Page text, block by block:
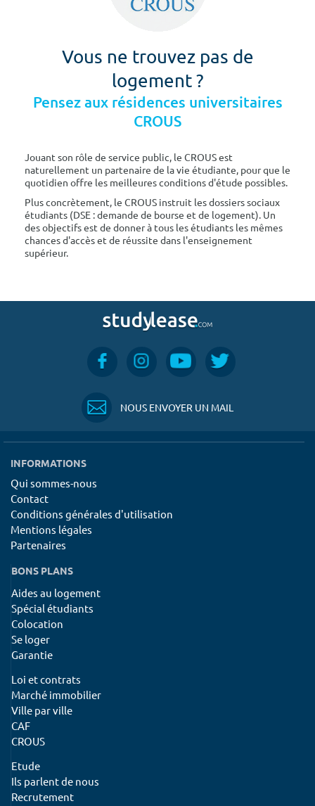
Vous ne trouvez pas de
logement ?
Pensez aux résidences universitaires
CROUS
Jouant son rôle de service public, le CROUS est
naturellement un partenaire de la vie étudiante, pour que le
quotidien offre les meilleures conditions d'étude possibles.
Plus concrètement, le CROUS instruit les dossiers sociaux
étudiants (DSE : demande de bourse et de logement). Un
des objectifs est de donner à tous les étudiants les mêmes
chances d'accès et de réussite dans l'enseignement
supérieur.
NOUS ENVOYER UN MAIL
INFORMATIONS
Qui sommes-nous
Contact
Conditions générales d'utilisation
Mentions légales
Partenaires
BONS PLANS
Aides au logement
Spécial étudiants
Colocation
Se loger
Garantie
Loi et contrats
Marché immobilier
Ville par ville
CAF
CROUS
Etude
Ils parlent de nous
Recrutement